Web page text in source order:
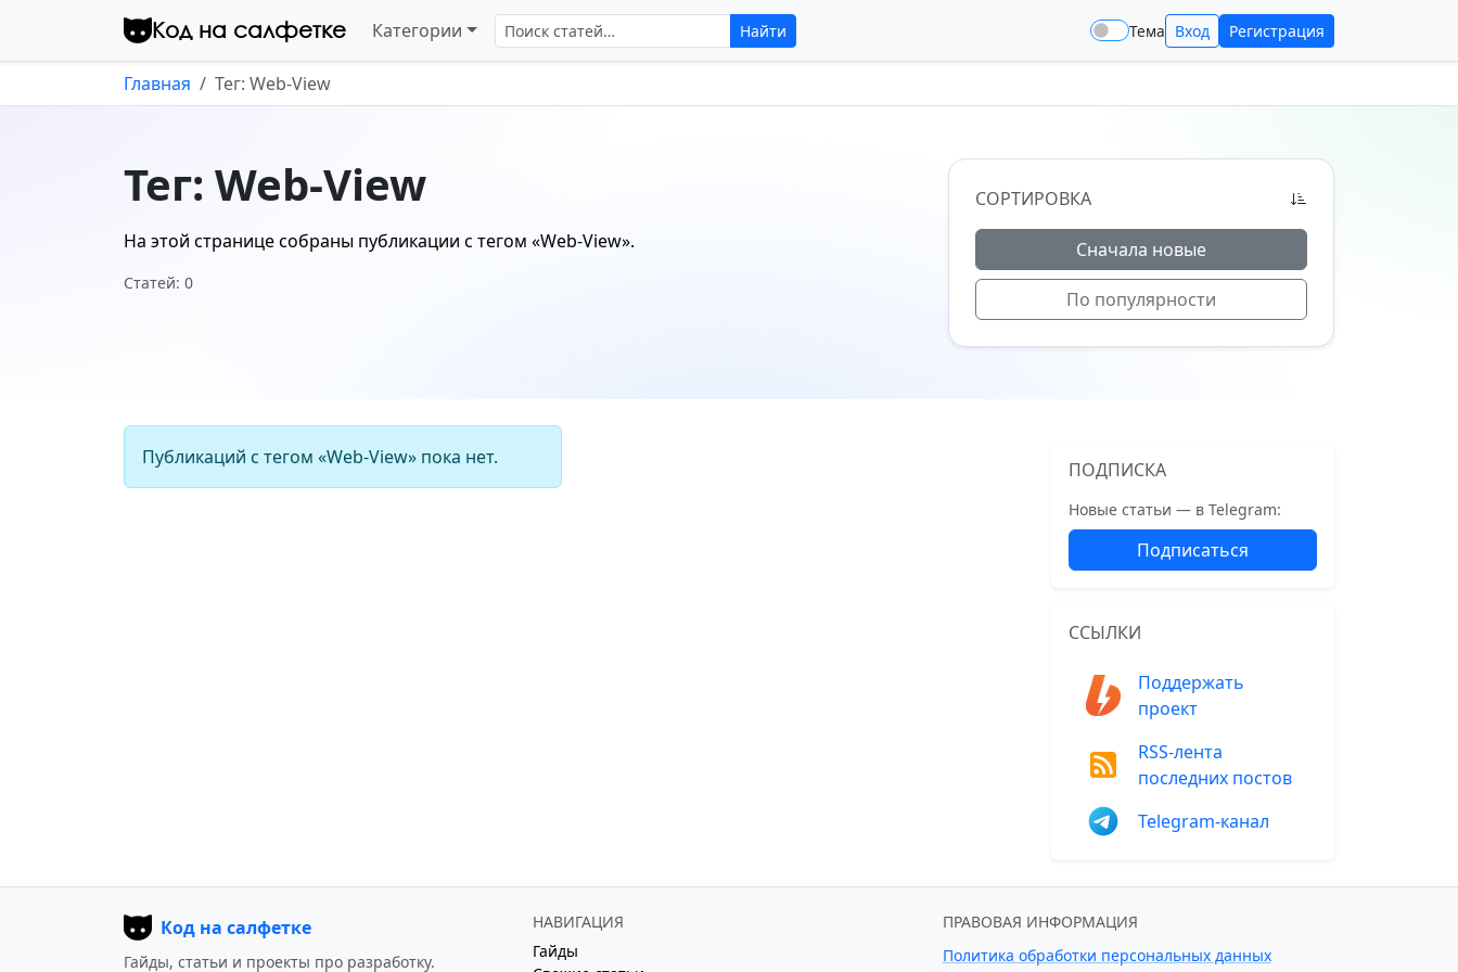
Перейти к контенту
Код на салфетке Категории Поиск по сайту Найти Тема Вход Регистрация
Главная Тег: Web-View
Тег: Web-View
На этой странице собраны публикации с тегом «Web-View».
Статей: 0
СОРТИРОВКА
Сначала новые
По популярности
Публикаций с тегом «Web-View» пока нет.
ПОДПИСКА
Новые статьи — в Telegram:
Подписаться
ССЫЛКИ
Поддержать
проект
RSS-лента
последних постов
Telegram-канал
Код на салфетке
Гайды, статьи и проекты про разработку.
НАВИГАЦИЯ
Гайды
ПРАВОВАЯ ИНФОРМАЦИЯ
Политика обработки персональных данных